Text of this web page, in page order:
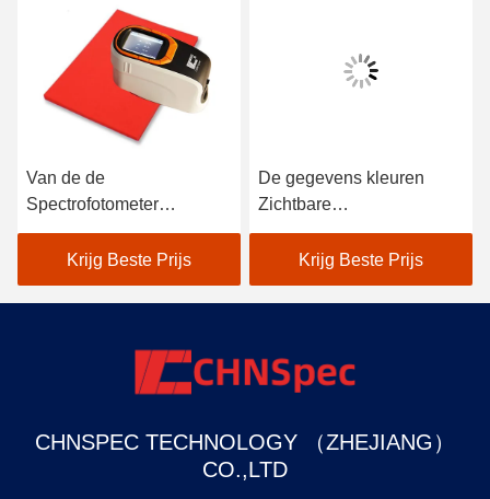
Van de de
Spectrofotometer
Atoomauto van de
Lightweighcolorimeter
Handbediende de
Verfscanner
Krijg Beste Prijs
De gegevens kleuren
Zichtbare
Spectrofotometer voor
Textielkleur Aanpassing in
Zwarte
Krijg Beste Prijs
CHNSPEC TECHNOLOGY （ZHEJIANG）
CO.,LTD